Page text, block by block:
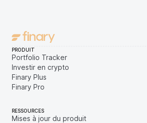
PRODUIT
Portfolio Tracker
Investir en crypto
Finary Plus
Finary Pro
RESSOURCES
Mises à jour du produit